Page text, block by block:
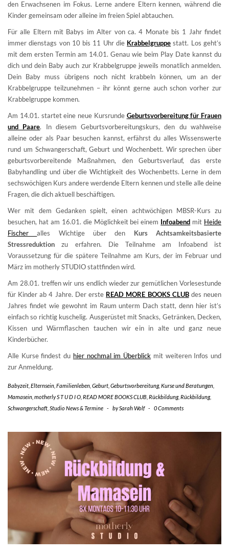
den Erwachsenen im Fokus. Lerne andere Eltern kennen, während die
Kinder gemeinsam oder alleine im freien Spiel abtauchen.
Für alle Eltern mit Babys im Alter von ca. 4 Monate bis 1 Jahr findet
immer dienstags von 10 bis 11 Uhr die Krabbelgruppe statt. Los geht’s
mit dem ersten Termin am 14.01. Genau wie beim Play Date kannst du
dich und dein Baby auch zur Krabbelgruppe jeweils monatlich anmelden.
Dein Baby muss übrigens noch nicht krabbeln können, um an der
Krabbelgruppe teilzunehmen – ihr könnt gerne auch schon vorher zur
Krabbelgruppe kommen.
Am 14.01. startet eine neue Kursrunde Geburtsvorbereitung für Frauen
und Paare. In diesem Geburtsvorbereitungskurs, den du wahlweise
alleine oder als Paar besuchen kannst, erfährst du alles Wissenswerte
rund um Schwangerschaft, Geburt und Wochenbett. Wir sprechen über
geburtsvorbereitende Maßnahmen, den Geburtsverlauf, das erste
Babyhandling und über die Wichtigkeit des Wochenbetts. Lerne in dem
sechswöchigen Kurs andere werdende Eltern kennen und stelle alle deine
Fragen, die dich aktuell beschäftigen.
Wer mit dem Gedanken spielt, einen achtwöchigen MBSR-Kurs zu
besuchen, hat am 16.01. die Möglichkeit bei einem Infoabend mit Heide
Fischeralles Wichtige über den Kurs Achtsamkeitsbasierte
Stressreduktion zu erfahren. Die Teilnahme am Infoabend ist
Voraussetzung für die spätere Teilnahme am Kurs, der im Februar und
März im motherly STUDIO stattfinden wird.
Am 28.01. treffen wir uns endlich wieder zur gemütlichen Vorlesestunde
für Kinder ab 4 Jahre. Der erste READ MORE BOOKS CLUB des neuen
Jahres findet wie gewohnt im Raum unterm Dach statt, denn hier ist’s
einfach so richtig kuschelig. Ausgerüstet mit Snacks, Getränken, Decken,
Kissen und Wärmflaschen tauchen wir ein in alte und ganz neue
Kinderbücher.
Alle Kurse findest du hier nochmal im Überblick mit weiteren Infos und
zur Anmeldung.
Babyzeit Elternsein Familienleben Geburt Geburtsvorbereitung, Kurse und Beratungen
Mamasein motherly S T U D I O READ MORE BOOKS CLUB Rückbildung, Rückbildung,
Schwangerschaft Studio News & Termine - bySarah Wolf - 0 Comments